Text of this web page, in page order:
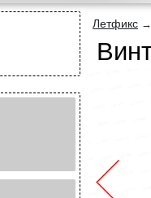
Летфикс